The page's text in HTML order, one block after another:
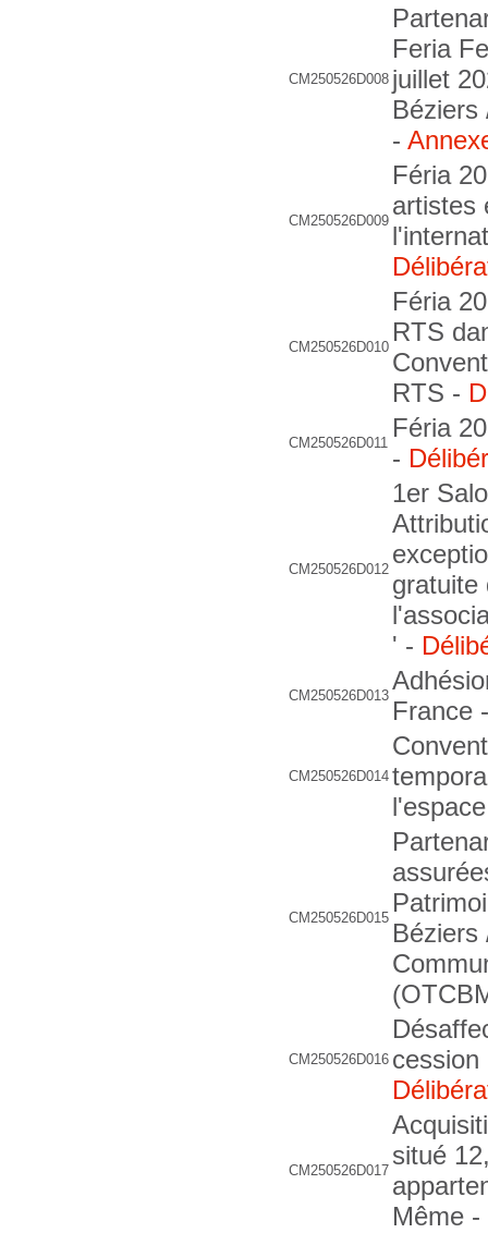
CM250526D008
Feria
juillet
-
CM250526D009
Féria
artistes
CM250526D010
Féria
RTS
RTS -
CM250526D011
Féria
-
CM250526D012
1er
gratuite
' -
CM250526D013
France
CM250526D014
CM250526D015
Béziers
CM250526D016 cession
CM250526D017
situé
Même -